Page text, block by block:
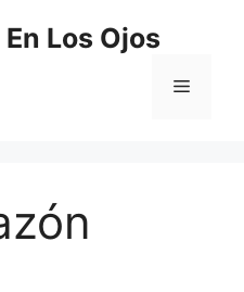
Los Ojos
Menú